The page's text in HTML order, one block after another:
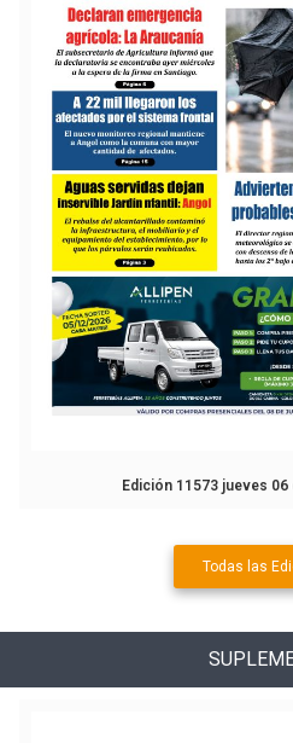
Edición 11573 jueves
Todas las